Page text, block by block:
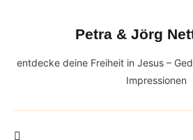
Petra & Jörg
entdecke deine Freiheit in Jesus –
Impressionen